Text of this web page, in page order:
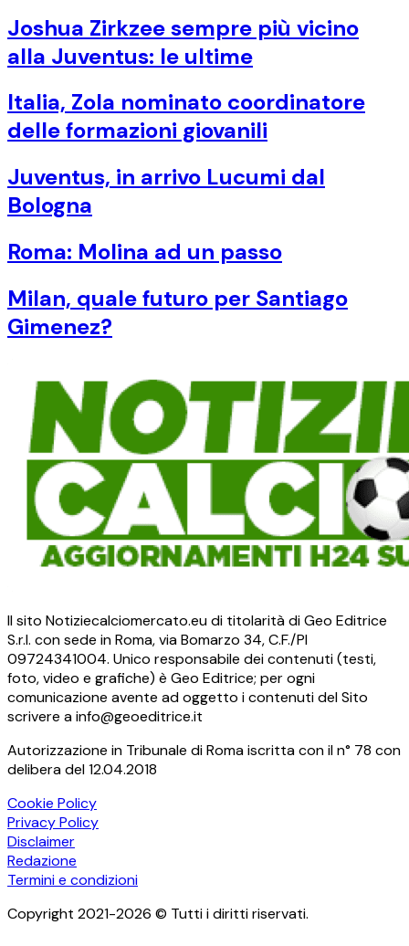
Joshua Zirkzee sempre più vicino
alla Juventus: le ultime
Italia, Zola nominato coordinatore
delle formazioni giovanili
Juventus, in arrivo Lucumi dal
Bologna
Roma: Molina ad un passo
Milan, quale futuro per Santiago
Gimenez?
Il sito Notiziecalciomercato.eu di titolarità di Geo Editrice
S.r.l. con sede in Roma, via Bomarzo 34, C.F./PI
09724341004. Unico responsabile dei contenuti (testi,
foto, video e grafiche) è Geo Editrice; per ogni
comunicazione avente ad oggetto i contenuti del Sito
scrivere a info@geoeditrice.it
Autorizzazione in Tribunale di Roma iscritta con il n° 78 con
delibera del 12.04.2018
Cookie Policy
Privacy Policy
Disclaimer
Redazione
Termini e condizioni
Copyright 2021-2026 © Tutti i diritti riservati.